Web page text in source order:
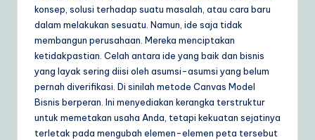
Y
o
konsep, solusi terhadap suatu masalah, atau cara baru
dalam melakukan sesuatu. Namun, ide saja tidak
membangun perusahaan. Mereka menciptakan
ketidakpastian. Celah antara ide yang baik dan bisnis
yang layak sering diisi oleh asumsi-asumsi yang belum
pernah diverifikasi. Di sinilah metode Canvas Model
Bisnis berperan. Ini menyediakan kerangka terstruktur
untuk memetakan usaha Anda, tetapi kekuatan sejatinya
terletak pada mengubah elemen-elemen peta tersebut